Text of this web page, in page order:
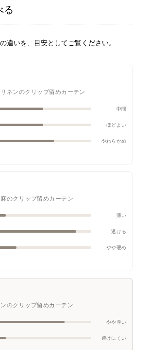
る
違いを、目安としてご覧ください。
ネンのクリップ留めカーテン
中間
ほどよい
やわらかめ
のクリップ留めカーテン
薄い
透ける
やや硬め
のクリップ留めカーテン
やや厚い
透けにくい